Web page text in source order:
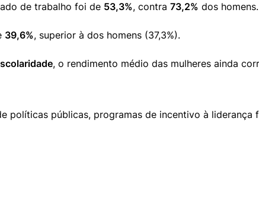
de trabalho foi de 53,3%, contra 73,2% dos homens.
39,6%, superior à dos homens (37,3%).
, o rendimento médio das mulheres ainda
políticas públicas, programas de incentivo à